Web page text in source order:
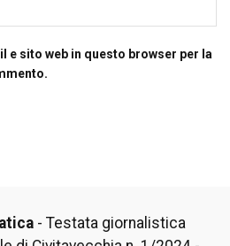
e sito web in questo browser per la
- Testata giornalistica